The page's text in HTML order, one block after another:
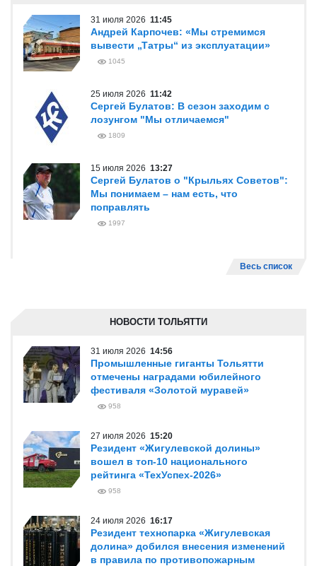
31 июля 2026 11:45
Андрей Карпочев: «Мы стремимся
вывести „Татры“ из эксплуатации»
1045
25 июля 2026 11:42
Сергей Булатов: В сезон заходим с
лозунгом "Мы отличаемся"
1809
15 июля 2026 13:27
Сергей Булатов о "Крыльях Советов":
Мы понимаем – нам есть, что
поправлять
1997
Весь список
НОВОСТИ ТОЛЬЯТТИ
31 июля 2026 14:56
Промышленные гиганты Тольятти
отмечены наградами юбилейного
фестиваля «Золотой муравей»
958
27 июля 2026 15:20
Резидент «Жигулевской долины»
вошел в топ-10 национального
рейтинга «ТехУспех-2026»
958
24 июля 2026 16:17
Резидент технопарка «Жигулевская
долина» добился внесения изменений
в правила по противопожарным